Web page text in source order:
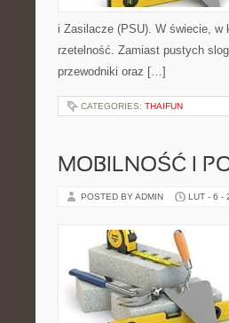
i Zasilacze (PSU). W świecie,
rzetelność. Zamiast pustych
przewodniki oraz […]
CATEGORIES: THAIFUN
MOBILNOŚĆ I
POSTED BY ADMIN LUT - 6 -